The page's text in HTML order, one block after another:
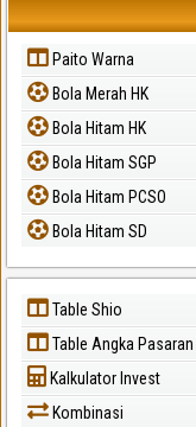
Paito Warna
Bola Merah HK
Bola Hitam HK
Bola Hitam SGP
Bola Hitam PCSO
Bola Hitam SD
Table Shio
Table Angka Pasaran
Kalkulator Invest
Kombinasi